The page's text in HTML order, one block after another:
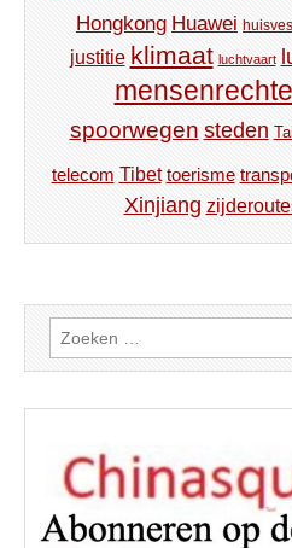
Hongkong Huawei
justitie klimaat luchtvaart
spoorwegen steden
telecom Tibet toerisme
Xinjiang
Zoeken
naar: